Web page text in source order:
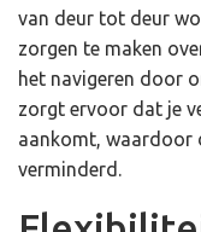
van deur tot deur
zorgen te maken
het navigeren door
zorgt ervoor dat je
aankomt, waardoor
verminderd.